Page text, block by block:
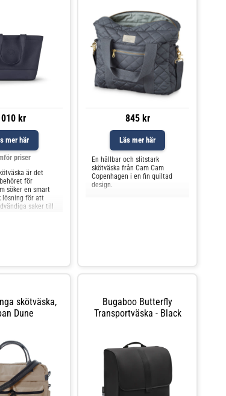
kr
mer här
priser
är det
för
söker en smart
lösning för att
saker till
845 kr
Läs mer här
En hållbar och slitstark
skötväska från Cam Cam
Copenhagen i en fin quiltad
design.
skötväska,
Dune
Bugaboo Butterfly
Transportväska - Black